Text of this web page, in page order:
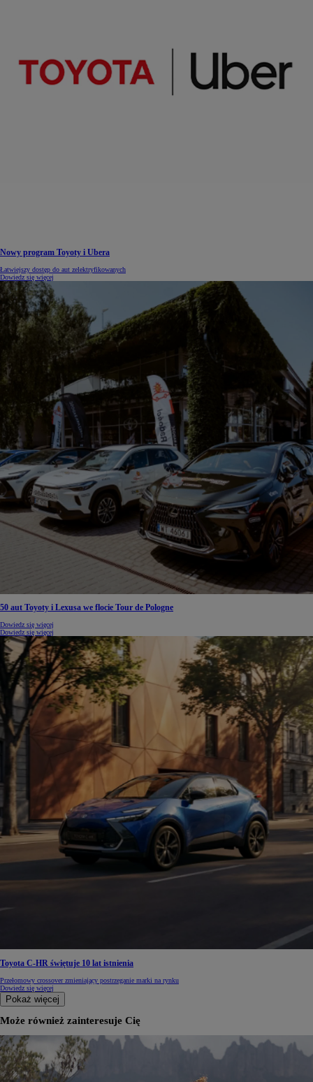
Nowy program Toyoty i Ubera
Łatwiejszy dostęp do aut zelektryfikowanych
Dowiedz się więcej
50 aut Toyoty i Lexusa we flocie Tour de Pologne
Dowiedz się więcej
Dowiedz się więcej
Toyota C-HR świętuje 10 lat istnienia
Przełomowy crossover zmieniający postrzeganie marki na rynku
Dowiedz się więcej
Pokaż więcej
Może również zainteresuje Cię